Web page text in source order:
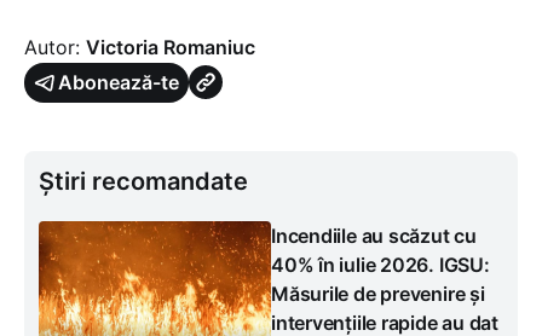
Autor: Victoria Romaniuc
Abonează-te
Știri recomandate
Incendiile au scăzut cu
40% în iulie 2026. IGSU:
Măsurile de prevenire și
intervențiile rapide au dat